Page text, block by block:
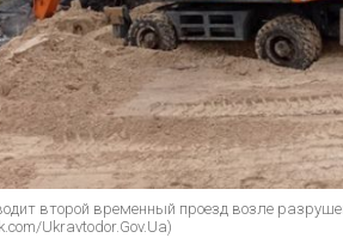
второй временный проезд возле
Ukravtodor.Gov.Ua)